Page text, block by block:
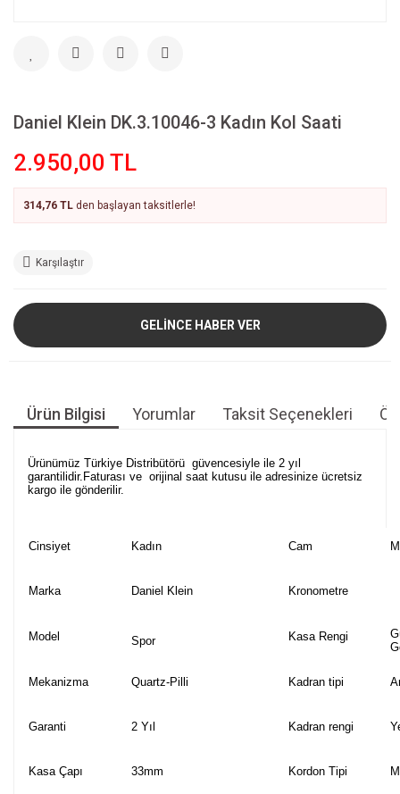
Daniel Klein DK.3.10046-3 Kadın Kol Saati
2.950,00 TL
314,76 TL den başlayan taksitlerle!
Karşılaştır
GELİNCE HABER VER
Ürün Bilgisi Yorumlar Taksit Seçenekleri
Ürünümüz Türkiye Distribütörü güvencesiyle ile 2 yıl
garantilidir.Faturası ve orijinal saat kutusu ile adresinize ücretsiz
kargo ile gönderilir.
Cinsiyet Kadın Cam
Marka Daniel Klein Kronometre
Model Spor Kasa Rengi
Mekanizma Quartz-Pilli Kadran tipi
Garanti 2 Yıl Kadran rengi
Kasa Çapı 33mm Kordon Tipi